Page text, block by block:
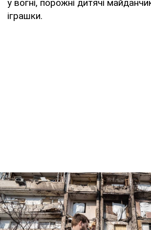
у вогні, порожні дитячі
іграшки.